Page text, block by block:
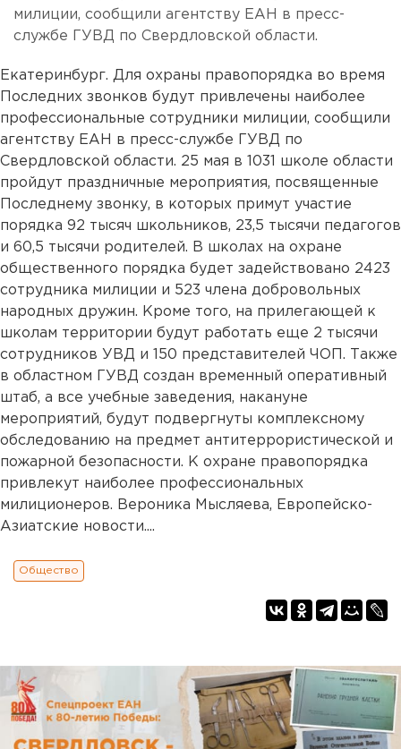
милиции, сообщили агентству ЕАН в пресс-
службе ГУВД по Свердловской области.
Екатеринбург. Для охраны правопорядка во время
Последних звонков будут привлечены наиболее
профессиональные сотрудники милиции, сообщили
агентству ЕАН в пресс-службе ГУВД по
Свердловской области. 25 мая в 1031 школе области
пройдут праздничные мероприятия, посвященные
Последнему звонку, в которых примут участие
порядка 92 тысяч школьников, 23,5 тысячи педагогов
и 60,5 тысячи родителей. В школах на охране
общественного порядка будет задействовано 2423
сотрудника милиции и 523 члена добровольных
народных дружин. Кроме того, на прилегающей к
школам территории будут работать еще 2 тысячи
сотрудников УВД и 150 представителей ЧОП. Также
в областном ГУВД создан временный оперативный
штаб, а все учебные заведения, накануне
мероприятий, будут подвергнуты комплексному
обследованию на предмет антитеррористической и
пожарной безопасности. К охране правопорядка
привлекут наиболее профессиональных
милиционеров. Вероника Мысляева, Европейско-
Азиатские новости....
Общество